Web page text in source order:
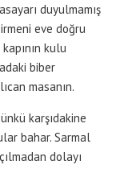
duyulmamış
eve doğru
kulu
biber
masanın.
karşıdakine
bahar. Sarmal
dolayı